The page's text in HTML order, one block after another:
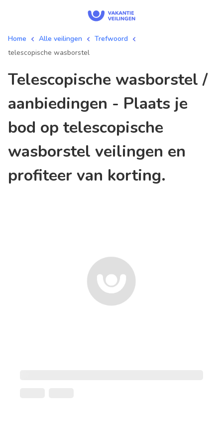
Home Alle veilingen
Trefwoord
telescopische wasborstel
telescopische wasborstel /
aanbiedingen - Plaats je
bod op telescopische
wasborstel veilingen en
profiteer van korting.